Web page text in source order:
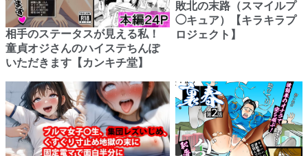
相手のステータスが見える私！
童貞オジさんのハイステちんぽ
いただきます【カンキチ堂】
敗北の末路（スマイルプ
◯キュア）【キラキラプ
ロジェクト】